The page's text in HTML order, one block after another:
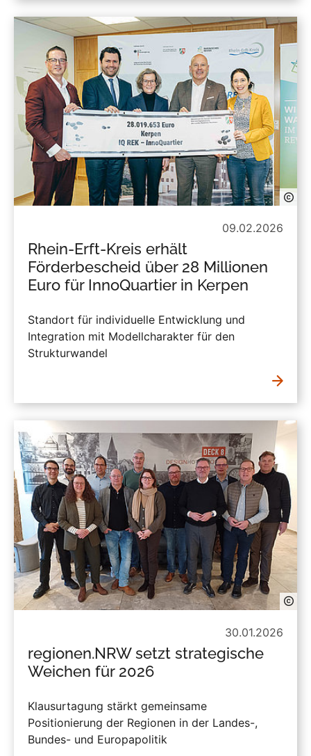
09.02.2026
Rhein-Erft-Kreis erhält
Förderbescheid über 28 Millionen
Euro für InnoQuartier in Kerpen
Standort für individuelle Entwicklung und
Integration mit Modellcharakter für den
Strukturwandel
30.01.2026
regionen.NRW setzt strategische
Weichen für 2026
Klausurtagung stärkt gemeinsame
Positionierung der Regionen in der Landes-,
Bundes- und Europapolitik